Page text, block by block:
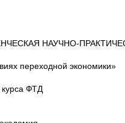
НАУЧНО-
переходной экономики»
курса ФТД